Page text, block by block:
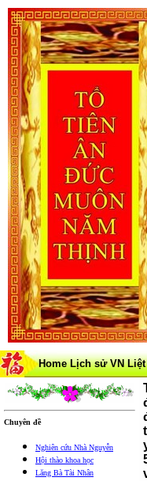
Home Lịch sử VN
Chuyên đề
Nghiên cứu Nhà Nguyễn
Hội thào khoa học
Lăng Bà Tài Nhân